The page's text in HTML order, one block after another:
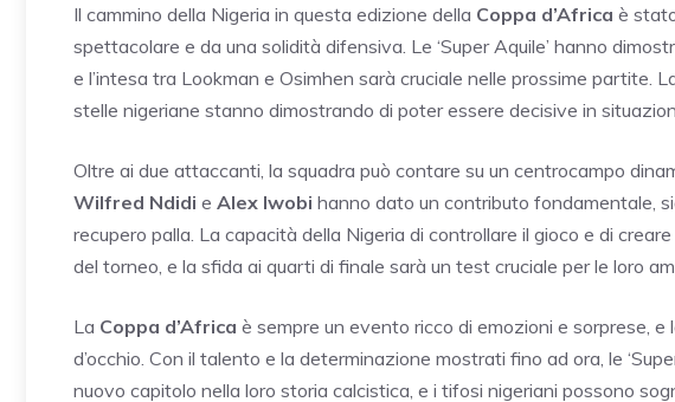
Il cammino della Nigeria in questa edizione della Coppa d’Africa è
spettacolare e da una solidità difensiva. Le ‘Super Aquile’ hanno
e l’intesa tra Lookman e Osimhen sarà cruciale nelle prossime partite.
stelle nigeriane stanno dimostrando di poter essere decisive in
Oltre ai due attaccanti, la squadra può contare su un centrocampo
Wilfred Ndidi e Alex Iwobi hanno dato un contributo fondamentale,
recupero palla. La capacità della Nigeria di controllare il gioco e di
del torneo, e la sfida ai quarti di finale sarà un test cruciale per le loro
La Coppa d’Africa è sempre un evento ricco di emozioni e sorprese,
d’occhio. Con il talento e la determinazione mostrati fino ad ora, le
nuovo capitolo nella loro storia calcistica, e i tifosi nigeriani possono